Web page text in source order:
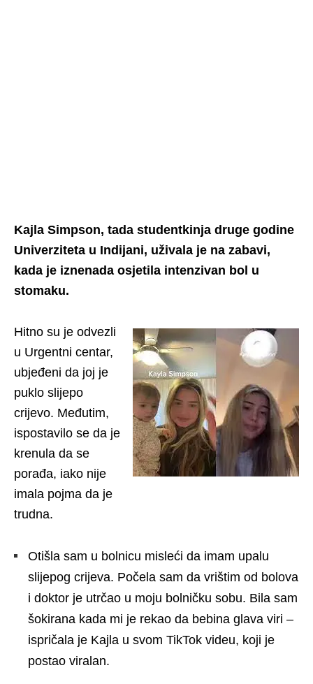
Kajla Simpson, tada studentkinja druge godine
Univerziteta u Indijani, uživala je na zabavi,
kada je iznenada osjetila intenzivan bol u
stomaku.
Hitno su je odvezli
u Urgentni centar,
ubjeđeni da joj je
puklo slijepo
crijevo. Međutim,
ispostavilo se da je
krenula da se
porađa, iako nije
imala pojma da je
trudna.
Otišla sam u bolnicu misleći da imam upalu
slijepog crijeva. Počela sam da vrištim od bolova
i doktor je utrčao u moju bolničku sobu. Bila sam
šokirana kada mi je rekao da bebina glava viri –
ispričala je Kajla u svom TikTok videu, koji je
postao viralan.